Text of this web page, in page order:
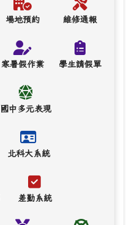
場地預約 維修通報
寒暑假作業 學生請假單
國中多元表現
北科大系統
差勤系統